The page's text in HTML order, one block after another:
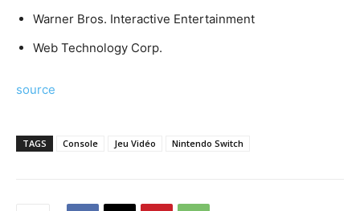
Warner Bros. Interactive Entertainment
Web Technology Corp.
source
TAGS Console Jeu Vidéo Nintendo Switch